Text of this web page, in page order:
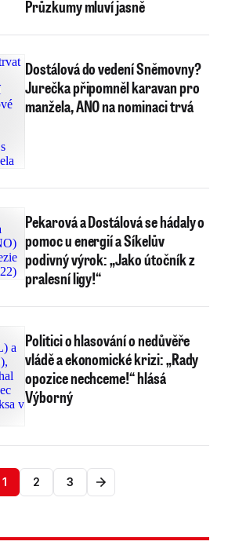
Průzkumy mluví jasně
Dostálová do vedení Sněmovny?
Jurečka připomněl karavan pro
manžela, ANO na nominaci trvá
Pekarová a Dostálová se hádaly o
pomoc u energií a Síkelův
podivný výrok: „Jako útočník z
pralesní ligy!“
Politici o hlasování o nedůvěře
vládě a ekonomické krizi: „Rady
opozice nechceme!“ hlásá
Výborný
1 2 3